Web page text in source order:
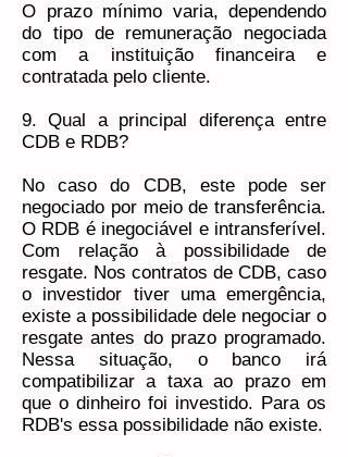
O prazo mínimo varia, dependendo
do tipo de remuneração negociada
com a instituição financeira e
contratada pelo cliente.
9. Qual a principal diferença entre
CDB e RDB?
No caso do CDB, este pode ser
negociado por meio de transferência.
O RDB é inegociável e intransferível.
Com relação à possibilidade de
resgate. Nos contratos de CDB, caso
o investidor tiver uma emergência,
existe a possibilidade dele negociar o
resgate antes do prazo programado.
Nessa situação, o banco irá
compatibilizar a taxa ao prazo em
que o dinheiro foi investido. Para os
RDB's essa possibilidade não existe.